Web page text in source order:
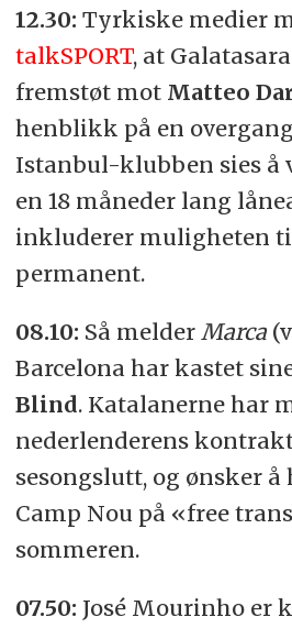
12.30: Tyrkiske medier
talkSPORT, at
fremstøt mot Matteo
henblikk på en
Istanbul-klubben sies å
en 18 måneder lang
inkluderer muligheten
permanent.
08.10: Så melder Marca
Barcelona har kastet
Blind. Katalanerne har
nederlenderens
sesongslutt, og ønsker
Camp Nou på «free
sommeren.
07.50: José Mourinho er